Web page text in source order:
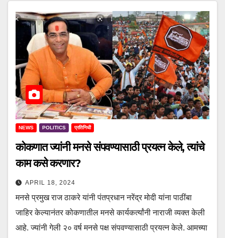
NEWS POLITICS प्रतिनिधी
कोकणात ज्यांनी मनसे संपवण्यासाठी प्रयत्न केले, त्यांचे
काम कसे करणार?
APRIL 18, 2024
मनसे प्रमुख राज ठाकरे यांनी पंतप्रधान नरेंद्र मोदी यांना पाठींबा
जाहिर केल्यानंतर कोकणातील मनसे कार्यकर्त्यांनी नाराजी व्यक्त केली
आहे. ज्यांनी गेली २० वर्ष मनसे पक्ष संपवण्यासाठी प्रयत्न केले. आमच्या